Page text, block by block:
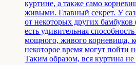
куртине, а также само
живыми. Главный секрет. У
от некоторых других
есть удивительная
мощного, живого корневища,
некоторое время могут пойти
Таким образом, вся куртина